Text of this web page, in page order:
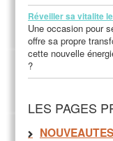
Réveiller sa vitalite
Une occasion pour
offre sa propre
cette nouvelle
?
LES PAGES
NOUVEAUTES